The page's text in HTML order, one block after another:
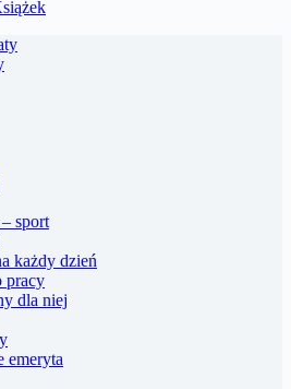
sport
każdy dzień
pracy
dla niej
emeryta